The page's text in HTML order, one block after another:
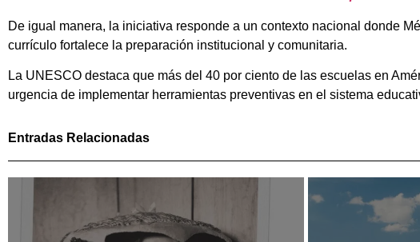
De igual manera, la iniciativa responde a un contexto nacional donde
currículo fortalece la preparación institucional y comunitaria.
La UNESCO destaca que más del 40 por ciento de las escuelas en
urgencia de implementar herramientas preventivas en el sistema
Entradas Relacionadas